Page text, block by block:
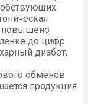
повышено
до цифр
диабет,
обменов
продукция